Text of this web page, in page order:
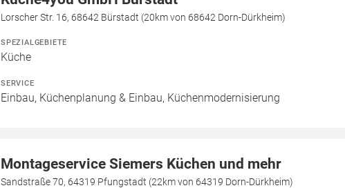
Lorscher Str. 16, 68642 Bürstadt (20km von 68642 Dorn-Dürkheim)
SPEZIALGEBIETE
Küche
SERVICE
Einbau, Küchenplanung & Einbau, Küchenmodernisierung
Montageservice Siemers Küchen und mehr
Sandstraße 70, 64319 Pfungstadt (22km von 64319 Dorn-Dürkheim)